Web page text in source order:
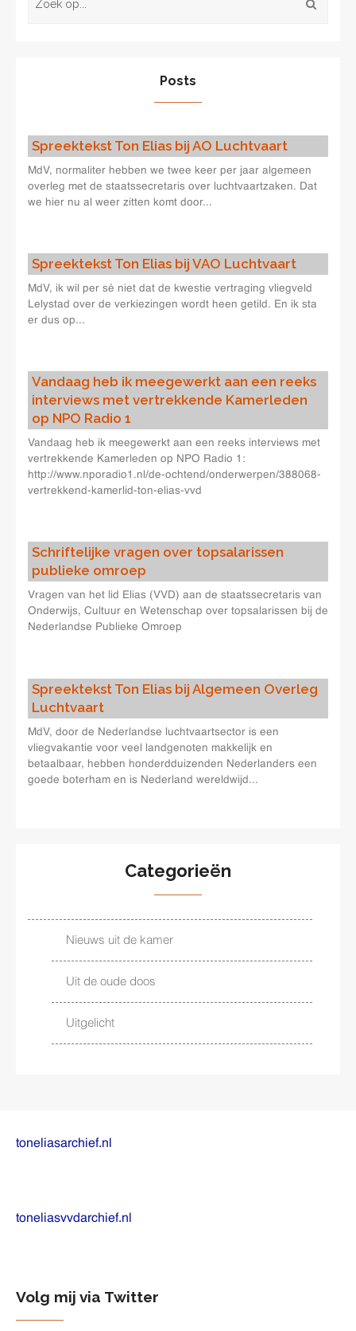
Posts
Spreektekst Ton Elias bij AO Luchtvaart
MdV, normaliter hebben we twee keer per jaar algemeen
overleg met de staatssecretaris over luchtvaartzaken. Dat
we hier nu al weer zitten komt door...
Spreektekst Ton Elias bij VAO Luchtvaart
MdV, ik wil per sé niet dat de kwestie vertraging vliegveld
Lelystad over de verkiezingen wordt heen getild. En ik sta
er dus op...
Vandaag heb ik meegewerkt aan een reeks
interviews met vertrekkende Kamerleden
op NPO Radio 1
Vandaag heb ik meegewerkt aan een reeks interviews met
vertrekkende Kamerleden op NPO Radio 1:
http://www.nporadio1.nl/de-ochtend/onderwerpen/388068-
vertrekkend-kamerlid-ton-elias-vvd
Schriftelijke vragen over topsalarissen
publieke omroep
Vragen van het lid Elias (VVD) aan de staatssecretaris van
Onderwijs, Cultuur en Wetenschap over topsalarissen bij de
Nederlandse Publieke Omroep
Spreektekst Ton Elias bij Algemeen Overleg
Luchtvaart
MdV, door de Nederlandse luchtvaartsector is een
vliegvakantie voor veel landgenoten makkelijk en
betaalbaar, hebben honderdduizenden Nederlanders een
goede boterham en is Nederland wereldwijd...
Categorieën
Nieuws uit de kamer
Uit de oude doos
Uitgelicht
toneliasarchief.nl
toneliasvvdarchief.nl
Volg mij via Twitter